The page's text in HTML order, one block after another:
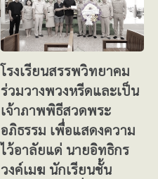
โรงเรียนสรรพวิทยาคม
ร่วมวางพวงหรีดและเป็น
เจ้าภาพพิธีสวดพระ
อภิธรรม เพื่อแสดงความ
ไว้อาลัยแด่ นายอิทธิกร
วงค์เมฆ นักเรียนชั้น